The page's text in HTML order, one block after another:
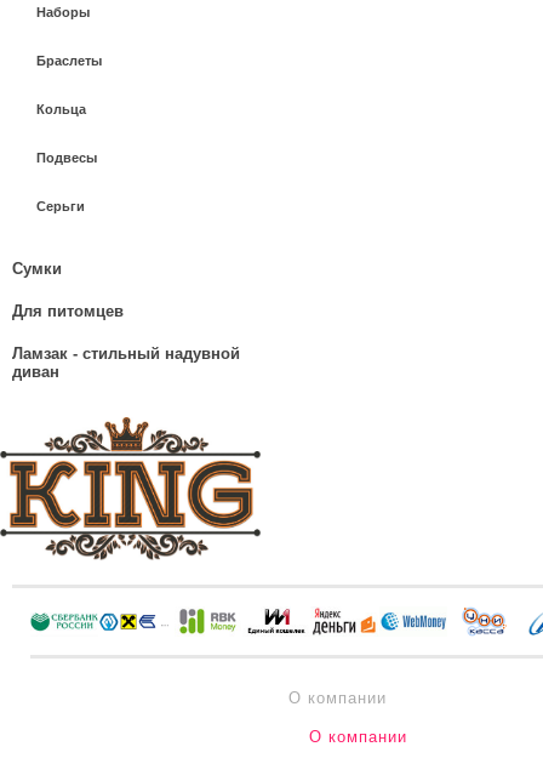
Наборы
Браслеты
Кольца
Подвесы
Серьги
Сумки
Для питомцев
Ламзак - стильный надувной
диван
О компании
О компании